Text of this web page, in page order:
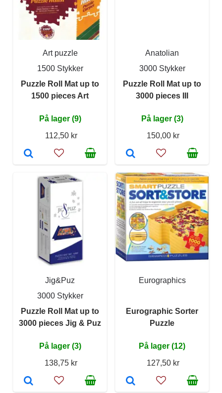
Art puzzle
1500 Stykker
Puzzle Roll Mat up to
1500 pieces Art
På lager (9)
112,50 kr
Anatolian
3000 Stykker
Puzzle Roll Mat up to
3000 pieces III
På lager (3)
150,00 kr
Jig&Puz
3000 Stykker
Puzzle Roll Mat up to
3000 pieces Jig & Puz
På lager (3)
138,75 kr
Eurographics
Eurographic Sorter
Puzzle
På lager (12)
127,50 kr